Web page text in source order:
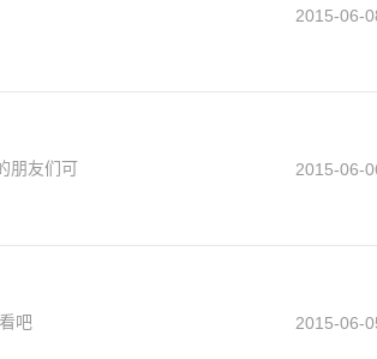
2015-06-
朋友们可
2015-06-
吧 2015-06-